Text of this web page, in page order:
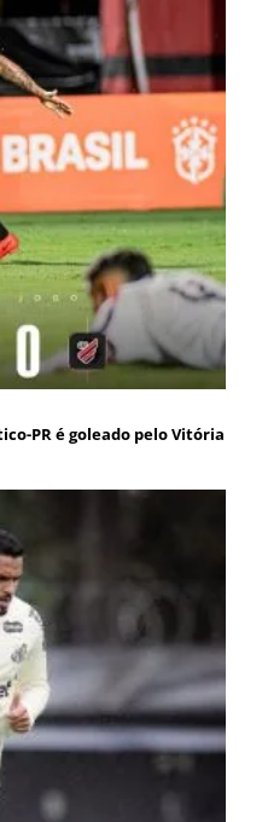
PR é goleado pelo Vitória